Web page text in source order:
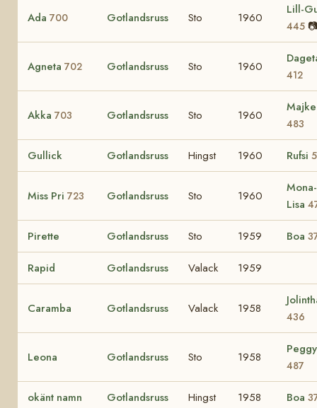
Ada 700 Gotlandsruss Sto 1960
Lill-
445
Agneta 702 Gotlandsruss Sto 1960
412
Akka 703 Gotlandsruss Sto 1960
483
Gullick Gotlandsruss Hingst 1960 Rufsi
Miss Pri 723 Gotlandsruss Sto 1960
Mona-
Lisa
Pirette Gotlandsruss Sto 1959 Boa
Rapid Gotlandsruss Valack 1959
Caramba Gotlandsruss Valack 1958
436
Leona Gotlandsruss Sto 1958
Peggy
487
okänt namn Gotlandsruss Hingst 1958 Boa